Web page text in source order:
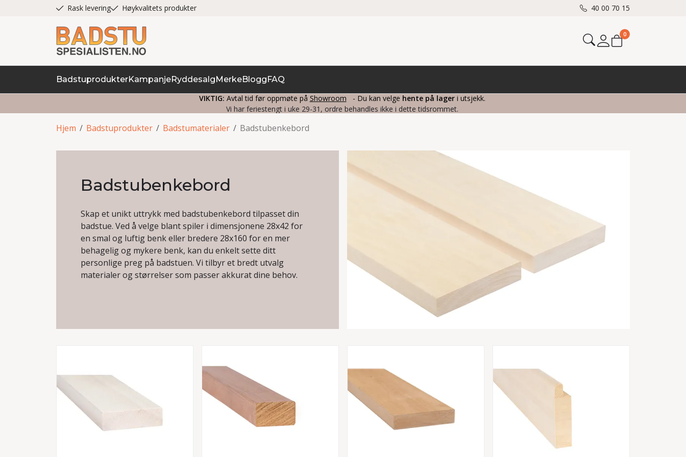
Rask levering Høykvalitets produkter 40 00 70 15
Mine sider
0
BadstuprodukterKampanjeRyddesalgMerkeBloggFAQ
VIKTIG: Avtal tid før oppmøte på Showroom - Du kan velge hente på lageri utsjekk.
Vi har feriestengt i uke 29-31, ordre behandles ikke i dette tidsrommet.
/
Hjem /
Badstuprodukter /
Badstumaterialer Badstubenkebord
Badstubenkebord
Skap et unikt uttrykk med badstubenkebord tilpasset din
badstue. Ved å velge blant spiler i dimensjonene 28x42 for
en smal og luftig benk eller bredere 28x160 for en mer
behagelig og mykere benk, kan du enkelt sette ditt
personlige preg på badstuen. Vi tilbyr et bredt utvalg
materialer og størrelser som passer akkurat dine behov.
Materialvalg for holdbare
og lys overflate, eller Thermo Osp og Thermo Or som er
varmebehandlet for ekstra holdbarhet i det varme og
fuktige miljøet i badstuen. Disse materialene er ideelle for
badstubenkebord og sikrer lang levetid og god hygienisk
standard.